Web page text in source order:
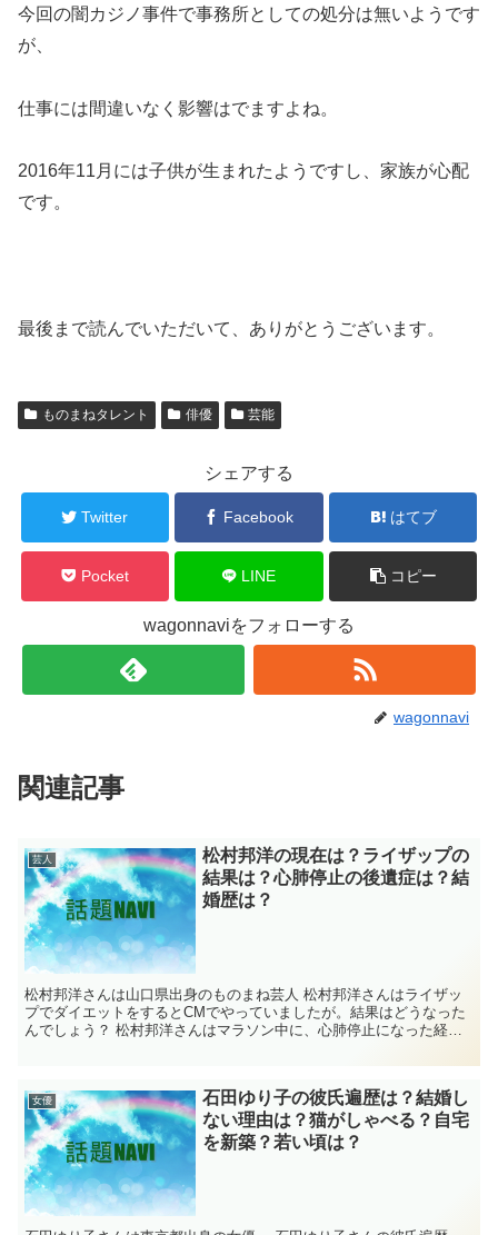
今回の闇カジノ事件で事務所としての処分は無いようです
が、
仕事には間違いなく影響はでますよね。
2016年11月には子供が生まれたようですし、家族が心配
です。
最後まで読んでいただいて、ありがとうございます。
ものまねタレント 俳優 芸能
シェアする
Twitter Facebook はてブ
Pocket LINE コピー
wagonnaviをフォローする
wagonnavi
関連記事
芸人
松村邦洋の現在は？ライザップの
結果は？心肺停止の後遺症は？結
婚歴は？
松村邦洋さんは山口県出身のものまね芸人 松村邦洋さんはライザッ
プでダイエットをするとCMでやっていましたが。結果はどうなった
んでしょう？ 松村邦洋さんはマラソン中に、心肺停止になった経験
女優
石田ゆり子の彼氏遍歴は？結婚し
ない理由は？猫がしゃべる？自宅
を新築？若い頃は？